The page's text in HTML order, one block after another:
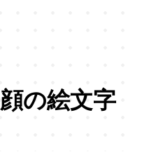
の絵文字